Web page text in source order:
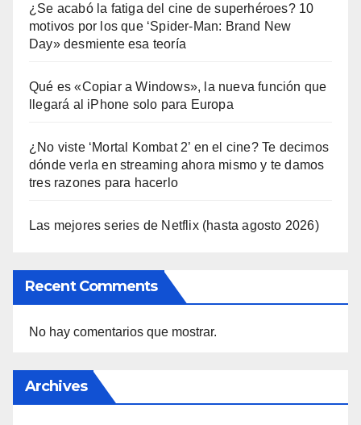
¿Se acabó la fatiga del cine de superhéroes? 10
motivos por los que ‘Spider-Man: Brand New
Day» desmiente esa teoría
Qué es «Copiar a Windows», la nueva función que
llegará al iPhone solo para Europa
¿No viste ‘Mortal Kombat 2’ en el cine? Te decimos
dónde verla en streaming ahora mismo y te damos
tres razones para hacerlo
Las mejores series de Netflix (hasta agosto 2026)
Recent Comments
No hay comentarios que mostrar.
Archives